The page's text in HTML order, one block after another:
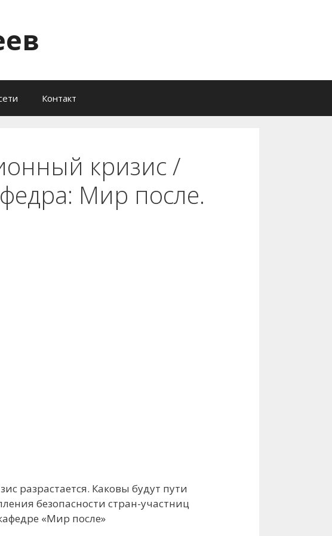
Контакт
кризис /
Мир после.
разрастается. Каковы будут пути
безопасности стран-участниц
«Мир после»